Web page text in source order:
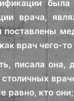
врача,
поставлены
врач чего-
писала она,
равно, кто